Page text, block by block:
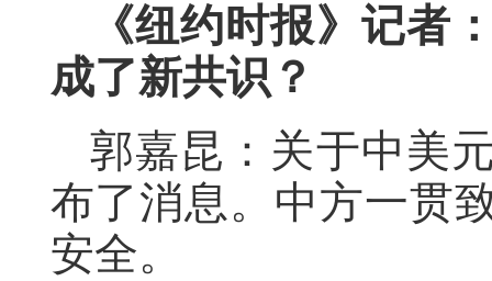
《纽约时报》记者
成了新共识？
郭嘉昆：关于中美
布了消息。中方一贯
安全。